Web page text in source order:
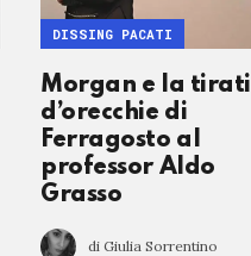
Morgan e la
d’orecchie di
Ferragosto al
professor Aldo
Grasso
di Giulia Sorrentino
DISSING PACATI